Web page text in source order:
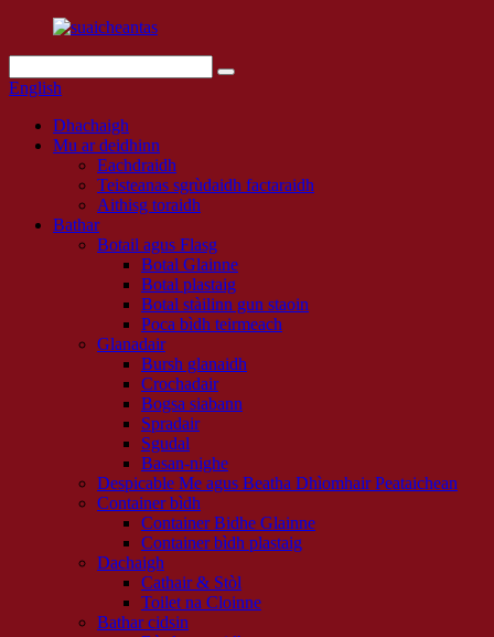
English
Dhachaigh
Mu ar deidhinn
Eachdraidh
Teisteanas sgrùdaidh factaraidh
Aithisg toraidh
Bathar
Botail agus Flasg
Botal Glainne
Botal plastaig
Botal stàilinn gun staoin
Poca bìdh teirmeach
Glanadair
Bursh glanaidh
Crochadair
Bogsa siabann
Spradair
Sgudal
Basan-nighe
Despicable Me agus Beatha Dhìomhair Peataichean
Container bìdh
Container Bidhe Glainne
Container bìdh plastaig
Dachaigh
Cathair & Stòl
Toilet na Cloinne
Bathar cidsin